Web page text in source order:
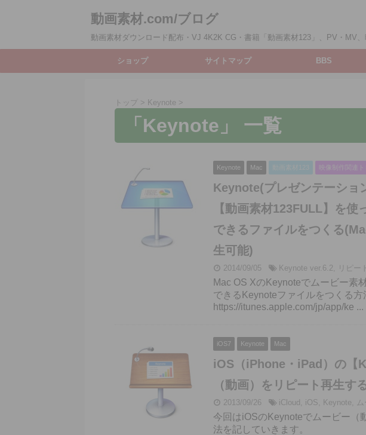
動画素材.com/ブログ
動画素材ダウンロード配布・VJ 4K2K CG・書籍「動画素材123」、PV・MV
ショップ サイトマップ BBS
トップ > Keynote >
「Keynote」 一覧
Keynote Mac 映像制作関連ト
Keynote(プレゼンテーショ
【動画素材123FULL】を
できるファイルをつくる
生可能)
2014/09/05 Keynote ver.6.2, リピート
Mac OS XのKeynoteでムービー素
できるKeynoteファイルをつくる方
https://itunes.apple.com/jp/app/ke ...
iOS7 Keynote Mac
iOS（iPhone・iPad）の【
（動画）をリピート再生す
2013/09/26 iCloud , iOS, Keynote,
今回はiOSのKeynoteでムービー（
法を記していきます。